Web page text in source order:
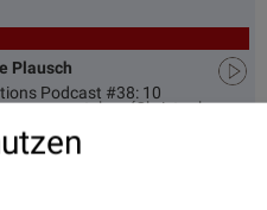
Plausch
Podcast #38: 10
zu verstehen (Christoph